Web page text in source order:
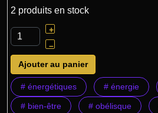
2 produits en stock
+
–
Ajouter au panier
# énergétiques # énergie
# bien-être # obélisque